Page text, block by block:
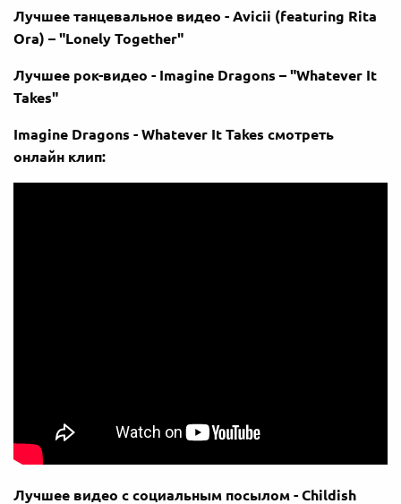
Лучшее танцевальное видео - Avicii (featuring Rita
Ora) – "Lonely Together"
Лучшее рок-видео - Imagine Dragons – "Whatever It
Takes"
Imagine Dragons - Whatever It Takes смотреть
онлайн клип:
Лучшее видео с социальным посылом - Childish